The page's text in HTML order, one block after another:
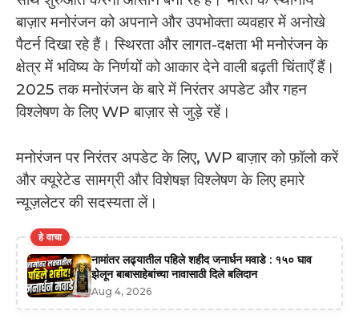
बाज़ार मनोरंजन को अपनाने और उपभोक्ता व्यवहार में अनोखे
पैटर्न दिखा रहे हैं। स्थिरता और लागत-दक्षता भी मनोरंजन के
क्षेत्र में भविष्य के निर्णयों को आकार देने वाली बढ़ती चिंताएँ हैं।
2025 तक मनोरंजन के बारे में निरंतर अपडेट और गहन
विश्लेषण के लिए WP बाज़ार से जुड़े रहें।
मनोरंजन पर निरंतर अपडेट के लिए, WP बाज़ार को फ़ॉलो करें
और क्यूरेटेड सामग्री और विशेषज्ञ विश्लेषण के लिए हमारे
न्यूज़लेटर की सदस्यता लें।
हे वाचा
नामांतर लढ्यातील पहिले शहीद जनार्धन मवाडे : १५० घाव
झेलून बाबासाहेबांच्या नावासाठी दिले बलिदान
Aug 4, 2026